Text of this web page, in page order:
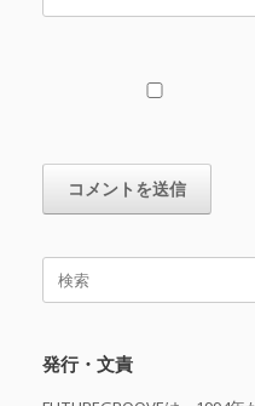
検
発行・文責